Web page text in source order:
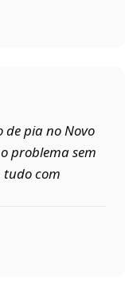
de pia no Novo
problema sem
com